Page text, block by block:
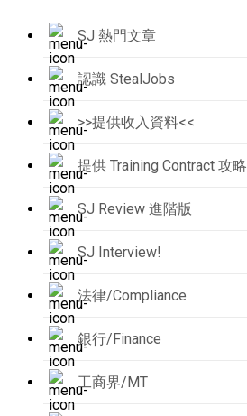
SJ 熱門文章
認識 StealJobs
>>提供收入資料<<
提供 Training Contract 攻略
SJ Review 進階版
SJ Interview!
法律/Compliance
銀行/Finance
工商界/MT